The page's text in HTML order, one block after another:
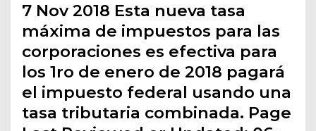
7 Nov 2018 Esta nueva tasa
máxima de impuestos para las
corporaciones es efectiva para
los 1ro de enero de 2018 pagará
el impuesto federal usando una
tasa tributaria combinada. Page